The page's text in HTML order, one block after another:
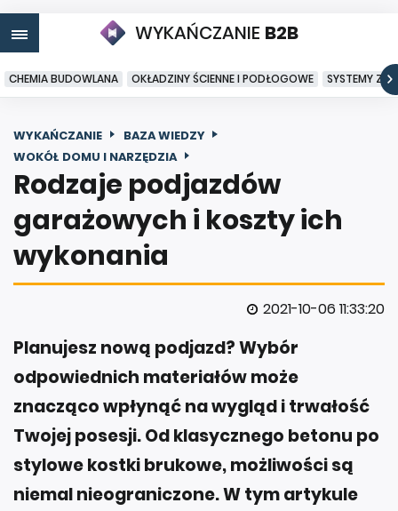
WYKAŃCZANIE B2B
CHEMIA BUDOWLANA OKŁADZINY ŚCIENNE I PODŁOGOWE SYSTEMY
WYKAŃCZANIE
BAZA WIEDZY
WOKÓŁ DOMU I NARZĘDZIA
Rodzaje podjazdów
garażowych i koszty ich
wykonania
2021-10-06 11:33:20
Planujesz nową podjazd? Wybór
odpowiednich materiałów może
znacząco wpłynąć na wygląd i trwałość
Twojej posesji. Od klasycznego betonu po
stylowe kostki brukowe, możliwości są
niemal nieograniczone. W tym artykule